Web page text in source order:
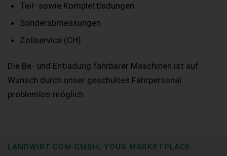
Teil- sowie Komplettladungen
Sonderabmessungen
Zollservice (CH)
Die Be- und Entladung fahrbarer Maschinen ist auf
Wunsch durch unser geschultes Fahrpersonal
problemlos möglich.
LANDWIRT.COM GMBH, YOUR MARKETPLACE